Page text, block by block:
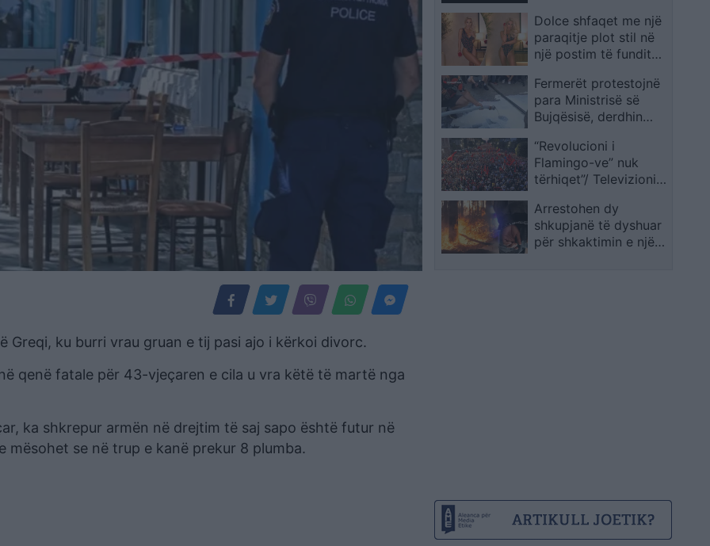
Greqi, ku burri vrau gruan e tij pasi ajo i kërkoi divorc.
qenë fatale për 43-vjeçaren e cila u vra këtë të martë nga
ka shkrepur armën në drejtim të saj sapo është futur në
se në trup e kanë prekur 8 plumba.
zbulohen emrat
Dolce shfaqet me një
paraqitje plot stil në
një postim të fundit
Fermerët protestojnë
para Ministrisë së
Bujqësisë, derdhin
dhe kërkojnë trajtim
me dinjitet nga shteti
“Revolucioni i
Flamingo-ve” nuk
tërhiqet”/ Televizioni
protestave në vendin
tonë: Rama akuzohet
nga qytetarët për
Arrestohen dy
shkupjanë të dyshuar
për shkaktimin e një